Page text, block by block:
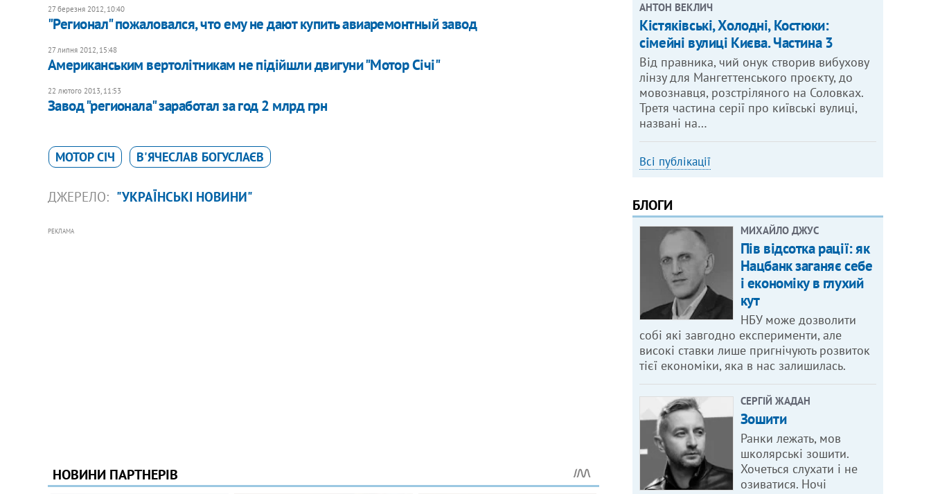
27 березня 2012, 10:40
"Регионал" пожаловался, что ему не дают купить авиаремонтный завод
27 липня 2012, 15:48
Американським вертолітникам не підійшли двигуни "Мотор Січі"
22 лютого 2013, 11:53
Завод "регионала" заработал за год 2 млрд грн
МОТОР СІЧ В'ЯЧЕСЛАВ БОГУСЛАЄВ
ДЖЕРЕЛО: "УКРАЇНСЬКІ НОВИНИ"
РЕКЛАМА
АНТОН ВЕКЛИЧ
Кістяківські, Холодні, Костюки:
сімейні вулиці Києва. Частина 3
Від правника, чий онук створив вибухову
лінзу для Мангеттенського проєкту, до
мовознавця, розстріляного на Соловках.
Третя частина серії про київські вулиці,
названі на…
Всі публікації
БЛОГИ
МИХАЙЛО ДЖУС
Пів відсотка рації: як
Нацбанк заганяє себе
і економіку в глухий
кут
НБУ може дозволити
собі які завгодно експерименти, але
високі ставки лише пригнічують розвиток
тієї економіки, яка в нас залишилась.
СЕРГІЙ ЖАДАН
Зошити
Ранки лежать, мов
школярські зошити.
Хочеться слухати і не
озиватися. Ночі